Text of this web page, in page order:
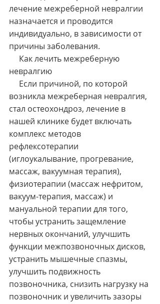
лечение межреберной невралгии
назначается и проводится
индивидуально, в зависимости от
причины заболевания.
невралгию
возникла межреберная невралгия,
стал остеохондроз, лечение в
нашей клинике будет включать
комплекс методов
рефлексотерапии
(иглоукалывание, прогревание,
массаж, вакуумная терапия),
физиотерапии (массаж нефритом,
вакуум-терапия, массаж) и
мануальной терапии для того,
чтобы устранить защемление
нервных окончаний, улучшить
функции межпозвоночных дисков,
устранить мышечные спазмы,
улучшить подвижность
позвоночника, снизить нагрузку на
позвоночник и увеличить зазоры